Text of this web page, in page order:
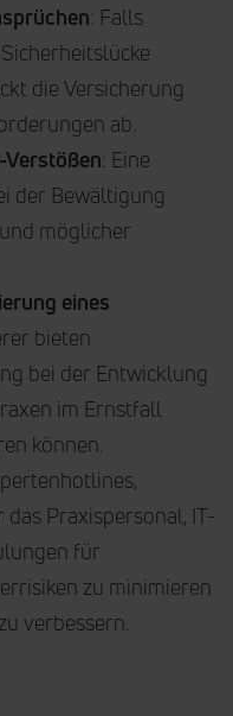
: Falls
die Versicherung
ab.
: Eine
der Bewältigung
möglicher
eines
bieten
bei der Entwicklung
im Ernstfall
können.
Praxispersonal, IT-
für
zu minimieren
verbessern.